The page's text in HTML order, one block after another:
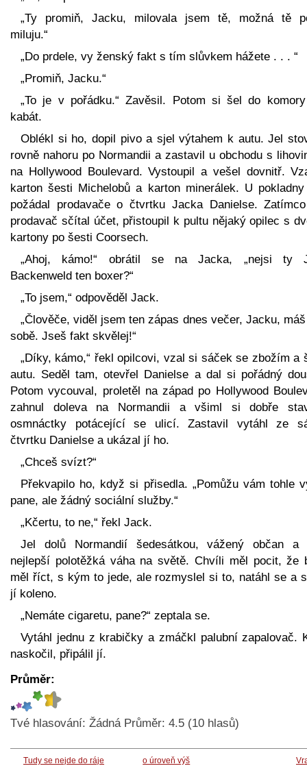
„Ty promiň, Jacku, milovala jsem tě, možná tě
miluju.“
„Do prdele, vy ženský fakt s tím slůvkem hážete . . . “
„Promiň, Jacku.“
„To je v pořádku.“ Zavěsil. Potom si šel do
kabát.
Oblékl si ho, dopil pivo a sjel výtahem k autu. Jel
rovně nahoru po Normandii a zastavil u obchodu s
na Hollywood Boulevard. Vystoupil a vešel dovnitř.
karton šesti Michelobů a karton minerálek. U
požádal prodavače o čtvrtku Jacka Danielse.
prodavač sčítal účet, přistoupil k pultu nějaký opilec s
kartony po šesti Coorsech.
„Ahoj, kámo!“ obrátil se na Jacka, „nejsi ty
Backenweld ten boxer?“
„To jsem,“ odpověděl Jack.
„Člověče, viděl jsem ten zápas dnes večer, Jacku,
sobě. Jseš fakt skvělej!“
„Díky, kámo,“ řekl opilcovi, vzal si sáček se zbožím a
autu. Seděl tam, otevřel Danielse a dal si pořádný
Potom vycouval, proletěl na západ po Hollywood
zahnul doleva na Normandii a všiml si dobře
osmnáctky potácející se ulicí. Zastavil vytáhl ze
čtvrtku Danielse a ukázal jí ho.
„Chceš svízt?“
Překvapilo ho, když si přisedla. „Pomůžu vám tohle
pane, ale žádný sociální služby.“
„Kčertu, to ne,“ řekl Jack.
Jel dolů Normandií šedesátkou, vážený občan a
nejlepší polotěžká váha na světě. Chvíli měl pocit, že
měl říct, s kým to jede, ale rozmyslel si to, natáhl se a
jí koleno.
„Nemáte cigaretu, pane?“ zeptala se.
Vytáhl jednu z krabičky a zmáčkl palubní zapalovač.
naskočil, připálil jí.
Průměr:
Tvé hlasování: Žádná Průměr: 4.5 (10 hlasů)
Tudy se nejde do ráje o úroveň výš